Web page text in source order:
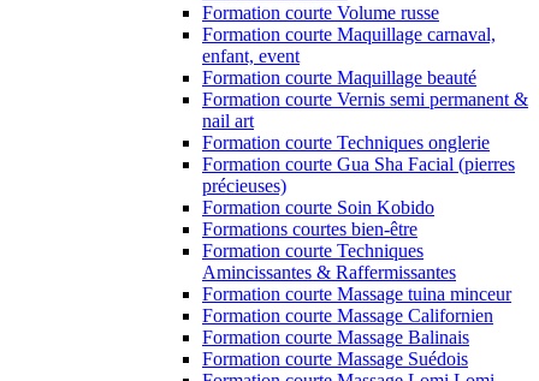
Formation courte Volume russe
Formation courte Maquillage carnaval,
enfant, event
Formation courte Maquillage beauté
Formation courte Vernis semi permanent &
nail art
Formation courte Techniques onglerie
Formation courte Gua Sha Facial (pierres
précieuses)
Formation courte Soin Kobido
Formations courtes bien-être
Formation courte Techniques
Amincissantes & Raffermissantes
Formation courte Massage tuina minceur
Formation courte Massage Californien
Formation courte Massage Balinais
Formation courte Massage Suédois